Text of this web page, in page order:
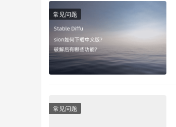
常见问题
常见问题